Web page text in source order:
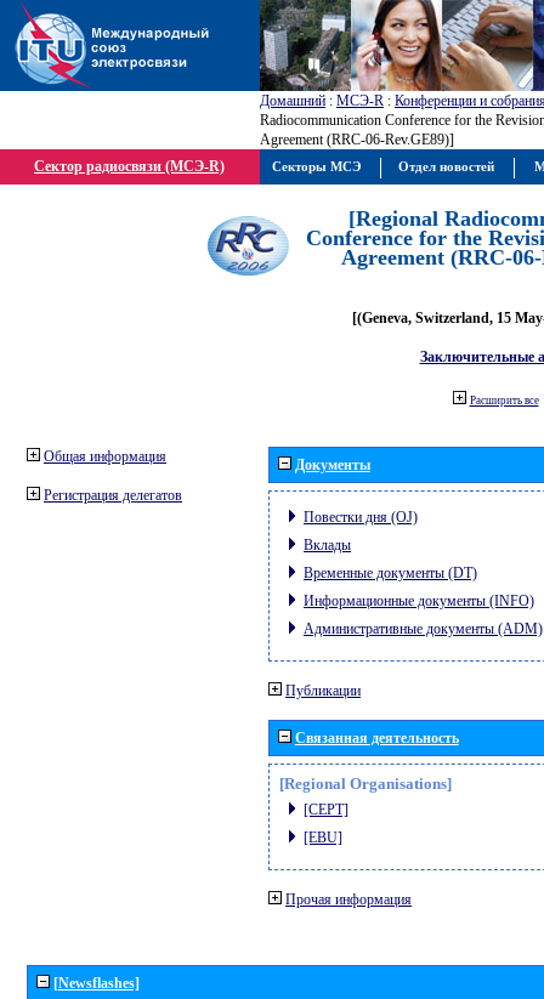
Домашний : МСЭ-R : Конференции и
Radiocommunication Conference for the
Agreement (RRC-06-Rev.GE89)]
Сектор радиосвязи (МСЭ-R)
[Regional
Conference for the
Agreement (RRC-
[(Geneva, Switzerland, 15
Заключительные
Расширить все
Общая информация
Регистрация делегатов
Документы
Повестки дня (OJ)
Вклады
Временные документы (DT)
Информационные документы (INFO)
Административные документы (ADM)
Публикации
Связанная деятельность
[Regional Organisations]
[CEPT]
[EBU]
Прочая информация
[Newsflashes]
Секторы МСЭ Отдел новостей